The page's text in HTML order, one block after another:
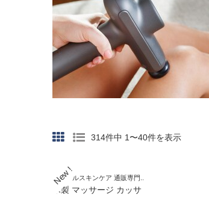
314件中 1〜40件を表示
ミネラルスキンケア 通販専門..
木製 マッサージ カッサ